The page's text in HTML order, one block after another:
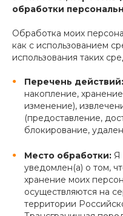
обработки
Обработка моих
как с использованием
использования таких
Перечень действий:
накопление,
изменение),
(предоставление,
блокирование,
Место обработки: Я
уведомлен(а) о том,
хранение моих
осуществляются на
территории